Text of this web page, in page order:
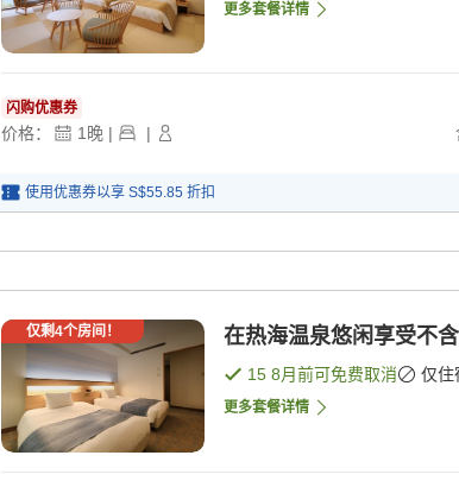
更多套餐详情
闪购优惠券
价格： 1晚 | |
使用优惠券以享 S$55.85 折扣
仅剩4个房间！ 在热海温泉悠闲享受不
15 8月前可免费取消 仅住
更多套餐详情